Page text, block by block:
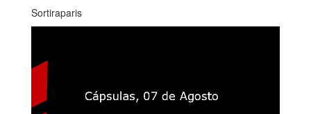
Sortiraparis